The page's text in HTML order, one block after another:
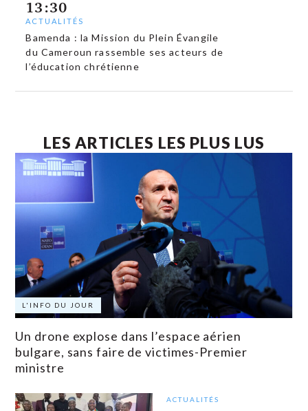
13:30
ACTUALITÉS
Bamenda : la Mission du Plein Évangile
du Cameroun rassemble ses acteurs de
l’éducation chrétienne
LES ARTICLES LES PLUS LUS
L'INFO DU JOUR
Un drone explose dans l’espace aérien
bulgare, sans faire de victimes-Premier
ministre
ACTUALITÉS